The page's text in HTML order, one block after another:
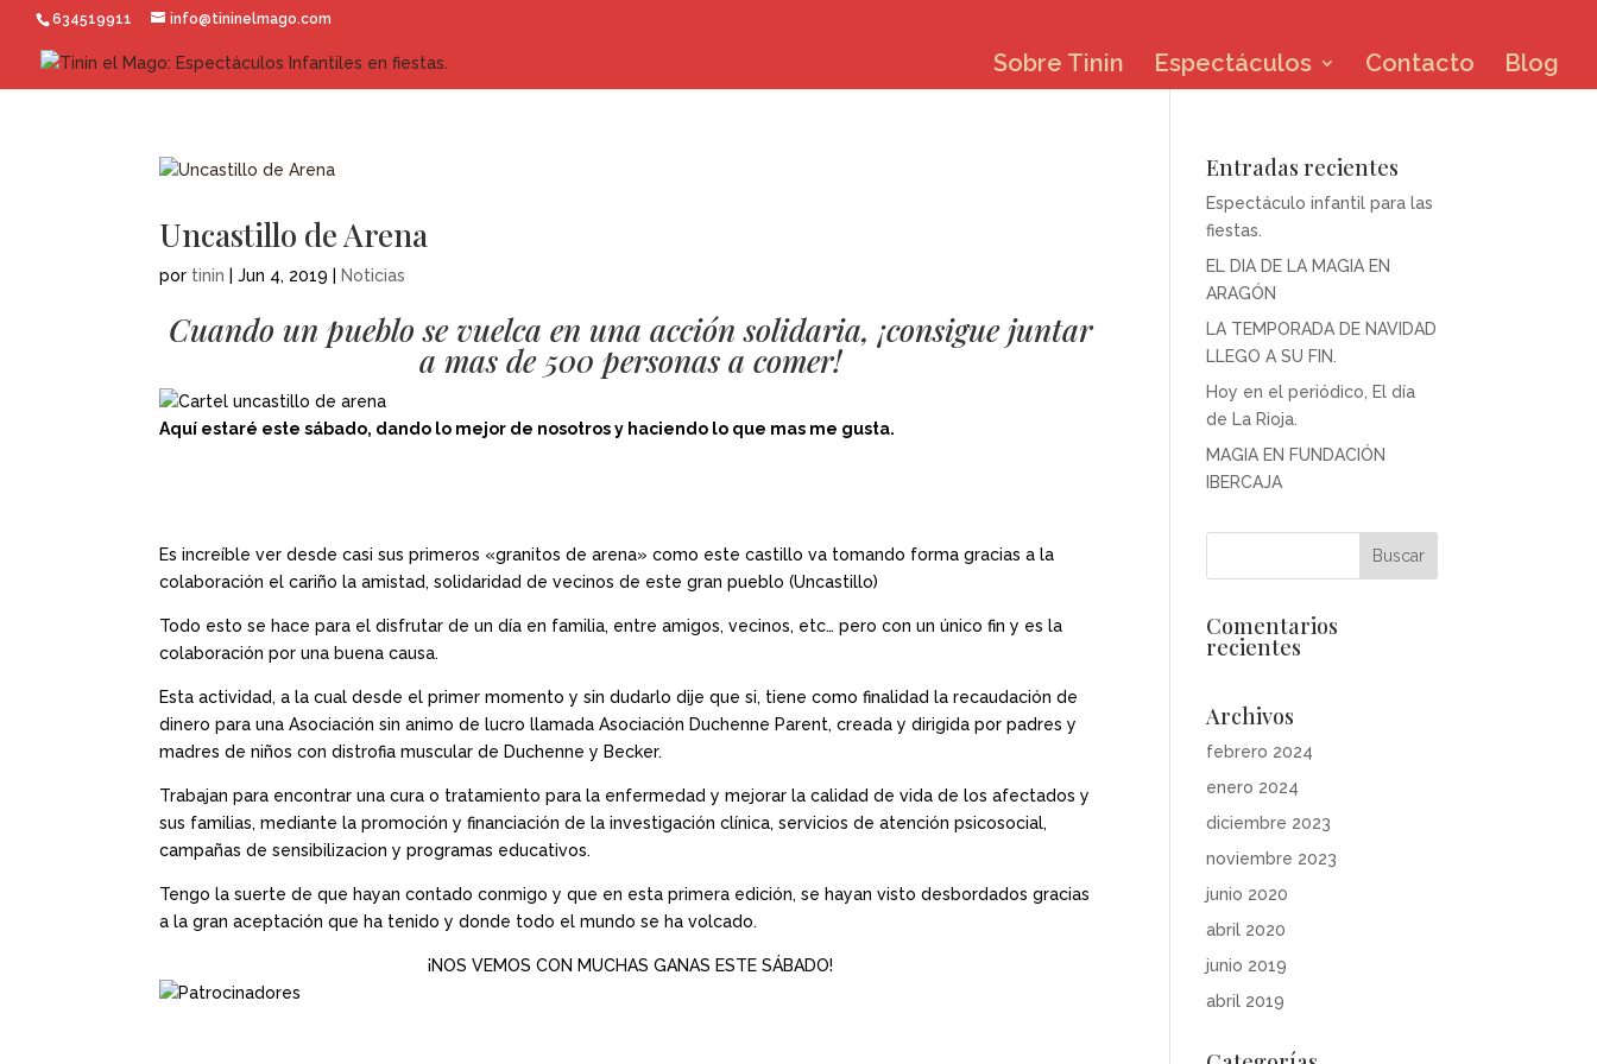
634519911 info@tininelmago.com
Sobre Tinin Espectáculos Contacto Blog
Uncastillo de Arena
por tinin |Jun 4, 2019 Noticias
Cuando un pueblo se vuelca en una acción solidaria, ¡consigue juntar
a mas de 500 personas a comer!
Aquí estaré este sábado, dando lo mejor de nosotros y haciendo lo que mas me gusta.
Es increíble ver desde casi sus primeros «granitos de arena» como este castillo va tomando forma gracias a la
colaboración el cariño la amistad, solidaridad de vecinos de este gran pueblo (Uncastillo)
Todo esto se hace para el disfrutar de un día en familia, entre amigos, vecinos, etc… pero con un único fin y es la
colaboración por una buena causa.
Esta actividad, a la cual desde el primer momento y sin dudarlo dije que si, tiene como finalidad la recaudación de
dinero para una Asociación sin animo de lucro llamada Asociación Duchenne Parent, creada y dirigida por padres y
madres de niños con distrofia muscular de Duchenne y Becker.
Trabajan para encontrar una cura o tratamiento para la enfermedad y mejorar la calidad de vida de los afectados y
sus familias, mediante la promoción y financiación de la investigación clínica, servicios de atención psicosocial,
campañas de sensibilizacion y programas educativos.
Tengo la suerte de que hayan contado conmigo y que en esta primera edición, se hayan visto desbordados gracias
a la gran aceptación que ha tenido y donde todo el mundo se ha volcado.
¡NOS VEMOS CON MUCHAS GANAS ESTE SÁBADO!
Entradas recientes
Espectáculo infantil para las
fiestas.
EL DIA DE LA MAGIA EN
ARAGÓN
LA TEMPORADA DE NAVIDAD
LLEGO A SU FIN.
Hoy en el periódico, El día
de La Rioja.
MAGIA EN FUNDACIÓN
IBERCAJA
Comentarios
recientes
Archivos
febrero 2024
enero 2024
diciembre 2023
noviembre 2023
junio 2020
abril 2020
junio 2019
abril 2019